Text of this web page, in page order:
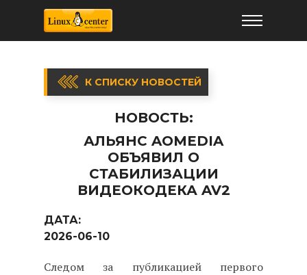
К СПИСКУ НОВОСТЕЙ
НОВОСТЬ:
АЛЬЯНС AOMEDIA
ОБЪЯВИЛ О
СТАБИЛИЗАЦИИ
ВИДЕОКОДЕКА AV2
ДАТА:
2026-06-10
Следом за публикацией первого